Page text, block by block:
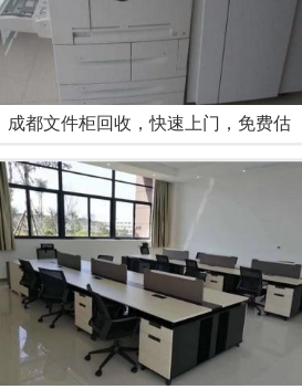
成都文件柜回收，快速上门，免费估